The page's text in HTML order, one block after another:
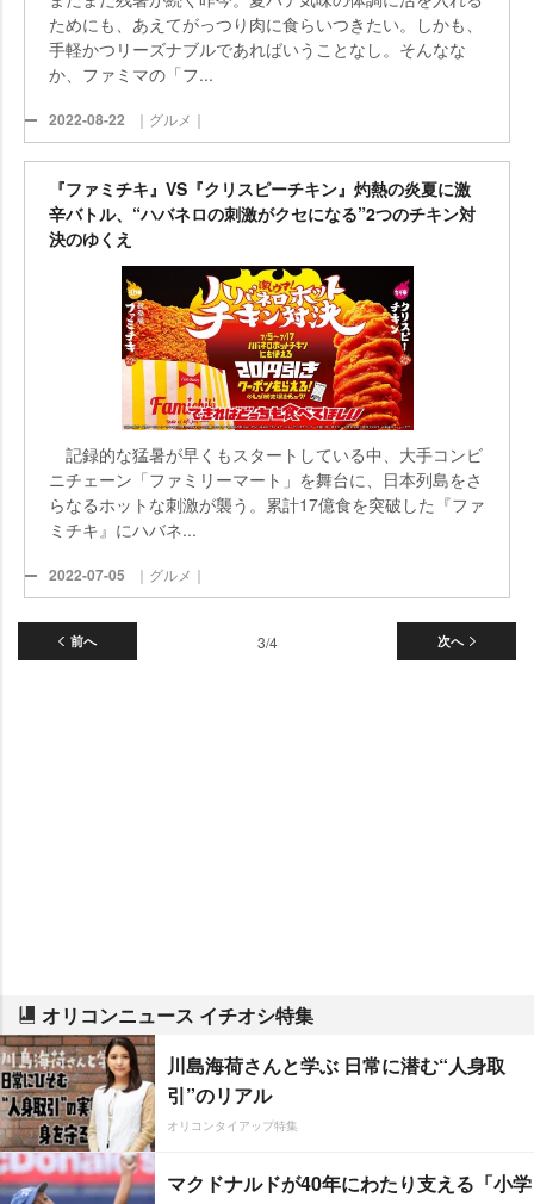
ためにも、あえてがっつり肉に食らいつきたい。しかも、
手軽かつリーズナブルであればいうことなし。そんなな
か、ファミマの「フ...
2022-08-22 ｜グルメ｜
『ファミチキ』VS『クリスピーチキン』灼熱の炎夏に激
辛バトル、“ハバネロの刺激がクセになる”2つのチキン対
決のゆくえ
記録的な猛暑が早くもスタートしている中、大手コンビ
ニチェーン「ファミリーマート」を舞台に、日本列島をさ
らなるホットな刺激が襲う。累計17億食を突破した『ファ
ミチキ』にハバネ...
2022-07-05 ｜グルメ｜
前へ 次へ
3/4
オリコンニュース イチオシ特集
川島海荷さんと学ぶ 日常に潜む“人身取
引”のリアル
オリコンタイアップ特集
マクドナルドが40年にわたり支える「小学